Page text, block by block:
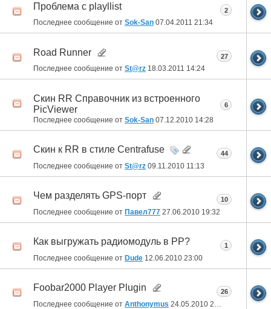
Проблема с playllist
Последнее сообщение от Sok-San 07.04.2011 21:34
2
Road Runner
Последнее сообщение от St@rz 18.03.2011 14:24
27
Скин RR Справочник из встроенного
PicViewer
Последнее сообщение от Sok-San 07.12.2010 14:28
6
Скин к RR в стиле Centrafuse
Последнее сообщение от St@rz 09.11.2010 11:13
44
Чем разделять GPS-порт
Последнее сообщение от Павел777 27.06.2010 19:32
10
Как выгружать радиомодуль в РР?
Последнее сообщение от Dude 12.06.2010 23:00
1
Foobar2000 Player Plugin
Последнее сообщение от Anthonymus 24.05.2010 21:58
26